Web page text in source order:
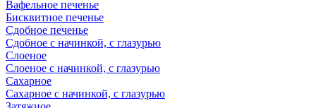
Вафельное печенье
Бисквитное печенье
Сдобное печенье
Сдобное с начинкой, с глазурью
Слоеное
Слоеное с начинкой, с глазурью
Сахарное
Сахарное с начинкой, с глазурью